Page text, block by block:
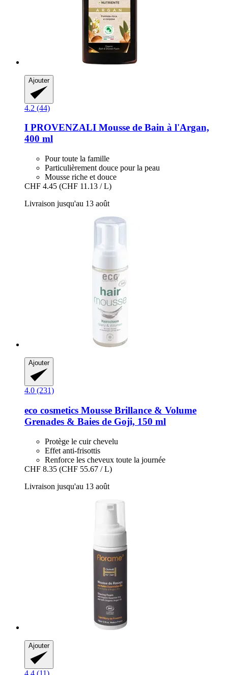
Ajouter
4.2 (44)
I PROVENZALI Mousse de Bain à l'Argan,
400 ml
Pour toute la famille
Particulièrement douce pour la peau
Mousse riche et douce
CHF 4.45 (CHF 11.13 / L)
Livraison jusqu'au 13 août
Ajouter
4.0 (231)
eco cosmetics Mousse Brillance & Volume
Grenades & Baies de Goji, 150 ml
Protège le cuir chevelu
Effet anti-frisottis
Renforce les cheveux toute la journée
CHF 8.35 (CHF 55.67 / L)
Livraison jusqu'au 13 août
Ajouter
4.4 (11)